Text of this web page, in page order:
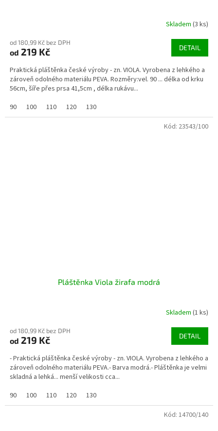
Skladem (3 ks)
od 180,99 Kč bez DPH
od 219 Kč DETAIL
Praktická pláštěnka české výroby - zn. VIOLA. Vyrobena z lehkého a
zároveň odolného materiálu PEVA. Rozměry:vel. 90 ... délka od krku
56cm, šíře přes prsa 41,5cm , délka rukávu...
90
100 110 120 130
Pláštěnka Viola žirafa modrá
Skladem (1 ks)
od 180,99 Kč bez DPH
od 219 Kč DETAIL
- Praktická pláštěnka české výroby - zn. VIOLA. Vyrobena z lehkého a
zároveň odolného materiálu PEVA.- Barva modrá.- Pláštěnka je velmi
skladná a lehká... menší velikosti cca...
90
100 110 120 130
Kód: 23543/100
Kód: 14700/140